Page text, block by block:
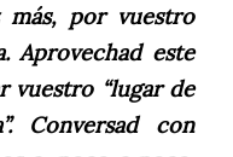
más, por vuestro
Aprovechad este
vuestro “lugar de
Conversad con